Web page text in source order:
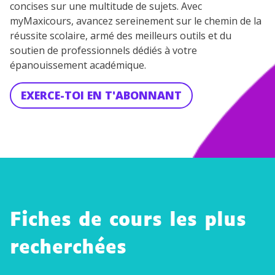
concises sur une multitude de sujets. Avec
myMaxicours, avancez sereinement sur le chemin de la
réussite scolaire, armé des meilleurs outils et du
soutien de professionnels dédiés à votre
épanouissement académique.
EXERCE-TOI EN T'ABONNANT
Fiches de cours les plus
recherchées